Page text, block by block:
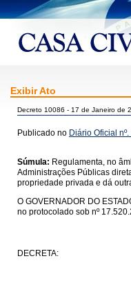
Exibir Ato
Decreto 10086 - 17 de Janeiro de
Publicado no Diário Oficial
Súmula: Regulamenta, no
Administrações Públicas
propriedade privada e dá
O GOVERNADOR DO
no protocolado sob nº
DECRETA: